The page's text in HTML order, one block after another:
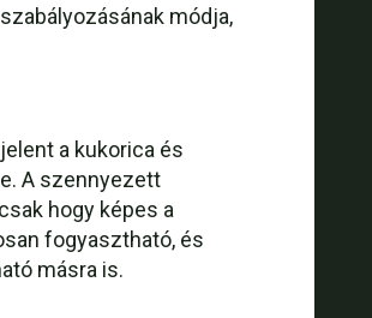
módja,
a kukorica és
A szennyezett
hogy képes a
fogyasztható, és
másra is.